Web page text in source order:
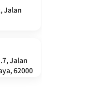
Jalan
Jalan
62000